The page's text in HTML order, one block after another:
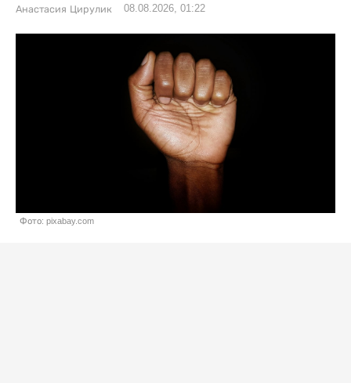
Анастасия Цирулик 08.08.2026, 01:22
Фото: pixabay.com